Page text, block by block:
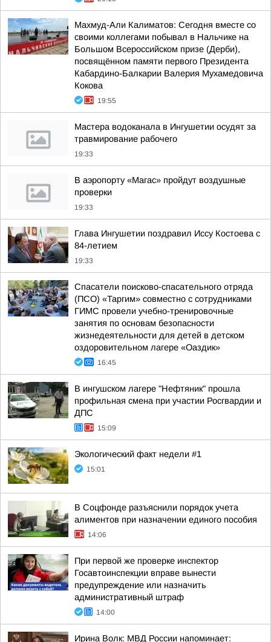
Махмуд-Али Калиматов: Сегодня вместе со
своими коллегами побывал в Нальчике на
Большом Всероссийском призе (Дерби),
посвящённом памяти первого Президента
Кабардино-Балкарии Валерия Мухамедовича
Кокова
19:55
Мастера водоканала в Ингушетии осудят за
травмирование рабочего
19:33
В аэропорту «Магас» пройдут воздушные
проверки
19:33
Глава Ингушетии поздравил Иссу Костоева с
84-летием
19:33
Спасатели поисково-спасательного отряда
(ПСО) «Таргим» совместно с сотрудниками
ГИМС провели учебно-тренировочные
занятия по основам безопасности
жизнедеятельности для детей в детском
оздоровительном лагере «Оаздик»
16:45
В ингушском лагере "Нефтяник" прошла
профильная смена при участии Росгвардии и
ДПС
15:09
Экологический факт недели #1
15:01
В Соцфонде разъяснили порядок учета
алиментов при назначении единого пособия
14:06
При первой же проверке инспектор
Госавтоинспекции вправе вынести
предупреждение или назначить
административный штраф
14:00
Ирина Волк: МВД России напоминает: